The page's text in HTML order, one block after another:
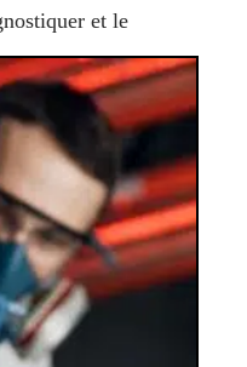
et le